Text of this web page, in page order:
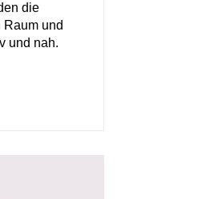
die
und
und nah.